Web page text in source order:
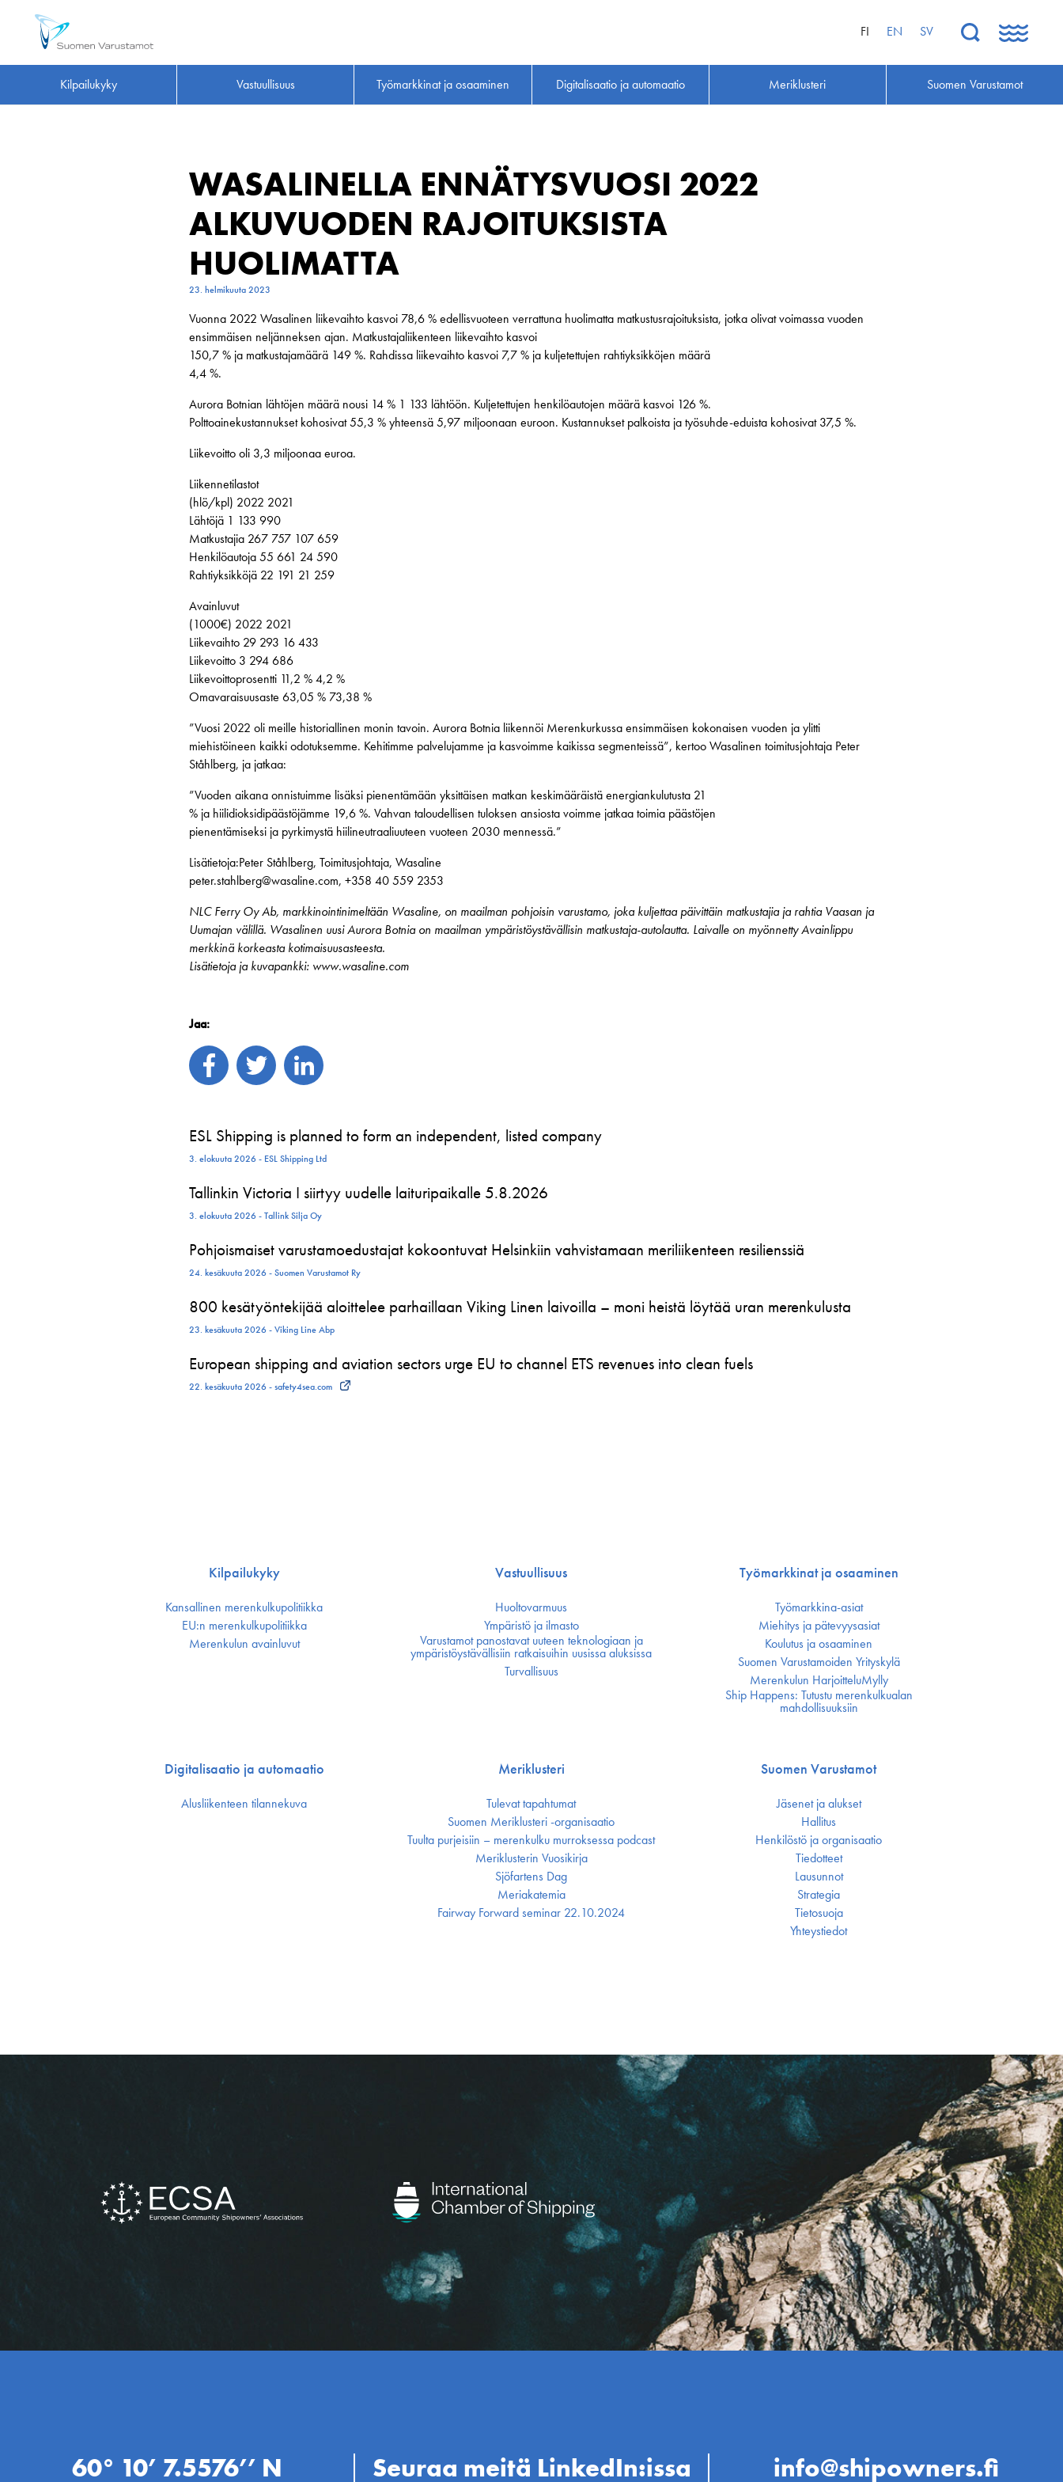
FI EN SV
Kilpailukyky Vastuullisuus Työmarkkinat ja osaaminen Digitalisaatio ja automaatio Meriklusteri Suomen Varustamot
WASALINELLA ENNÄTYSVUOSI 2022
ALKUVUODEN RAJOITUKSISTA
HUOLIMATTA
23. helmikuuta 2023
Vuonna 2022 Wasalinen liikevaihto kasvoi 78,6 % edellisvuoteen verrattuna huolimatta matkustusrajoituksista, jotka olivat voimassa vuoden
ensimmäisen neljänneksen ajan. Matkustajaliikenteen liikevaihto kasvoi
150,7 % ja matkustajamäärä 149 %. Rahdissa liikevaihto kasvoi 7,7 % ja kuljetettujen rahtiyksikköjen määrä
4,4 %.
Aurora Botnian lähtöjen määrä nousi 14 % 1 133 lähtöön. Kuljetettujen henkilöautojen määrä kasvoi 126 %.
Polttoainekustannukset kohosivat 55,3 % yhteensä 5,97 miljoonaan euroon. Kustannukset palkoista ja työsuhde-eduista kohosivat 37,5 %.
Liikevoitto oli 3,3 miljoonaa euroa.
Liikennetilastot
(hlö/kpl) 2022 2021
Lähtöjä 1 133 990
Matkustajia 267 757 107 659
Henkilöautoja 55 661 24 590
Rahtiyksikköjä 22 191 21 259
Avainluvut
(1000€) 2022 2021
Liikevaihto 29 293 16 433
Liikevoitto 3 294 686
Liikevoittoprosentti 11,2 % 4,2 %
Omavaraisuusaste 63,05 % 73,38 %
”Vuosi 2022 oli meille historiallinen monin tavoin. Aurora Botnia liikennöi Merenkurkussa ensimmäisen kokonaisen vuoden ja ylitti
miehistöineen kaikki odotuksemme. Kehitimme palvelujamme ja kasvoimme kaikissa segmenteissä”, kertoo Wasalinen toimitusjohtaja Peter
Ståhlberg, ja jatkaa:
”Vuoden aikana onnistuimme lisäksi pienentämään yksittäisen matkan keskimääräistä energiankulutusta 21
% ja hiilidioksidipäästöjämme 19,6 %. Vahvan taloudellisen tuloksen ansiosta voimme jatkaa toimia päästöjen
pienentämiseksi ja pyrkimystä hiilineutraaliuuteen vuoteen 2030 mennessä.”
Lisätietoja:Peter Ståhlberg, Toimitusjohtaja, Wasaline
peter.stahlberg@wasaline.com, +358 40 559 2353
NLC Ferry Oy Ab, markkinointinimeltään Wasaline, on maailman pohjoisin varustamo, joka kuljettaa päivittäin matkustajia ja rahtia Vaasan ja
Uumajan välillä. Wasalinen uusi Aurora Botnia on maailman ympäristöystävällisin matkustaja-autolautta. Laivalle on myönnetty Avainlippu
merkkinä korkeasta kotimaisuusasteesta.
Lisätietoja ja kuvapankki: www.wasaline.com
Jaa:
ESL Shipping is planned to form an independent, listed company
3. elokuuta 2026 - ESL Shipping Ltd
Tallinkin Victoria I siirtyy uudelle laituripaikalle 5.8.2026
3. elokuuta 2026 - Tallink Silja Oy
Pohjoismaiset varustamoedustajat kokoontuvat Helsinkiin vahvistamaan meriliikenteen resilienssiä
24. kesäkuuta 2026 - Suomen Varustamot Ry
800 kesätyöntekijää aloittelee parhaillaan Viking Linen laivoilla – moni heistä löytää uran merenkulusta
23. kesäkuuta 2026 - Viking Line Abp
European shipping and aviation sectors urge EU to channel ETS revenues into clean fuels
22. kesäkuuta 2026 - safety4sea.com
Kilpailukyky
Kansallinen merenkulku­politiikka
EU:n merenkulku­politiikka
Merenkulun avainluvut
Vastuullisuus
Huoltovarmuus
Ympäristö ja ilmasto
Varustamot panostavat uuteen teknologiaan ja
ympäristöystävällisiin ratkaisuihin uusissa aluksissa
Turvallisuus
Työmarkkinat ja osaaminen
Työmarkkina-asiat
Miehitys ja pätevyys­asiat
Koulutus ja osaaminen
Suomen Varustamoiden Yrityskylä
Merenkulun HarjoitteluMylly
Ship Happens: Tutustu merenkulkualan
mahdollisuuksiin
Digitalisaatio ja automaatio
Alusliikenteen tilannekuva
Meriklusteri
Tulevat tapahtumat
Suomen Meriklusteri -organisaatio
Tuulta purjeisiin – merenkulku murroksessa podcast
Meriklusterin Vuosikirja
Sjöfartens Dag
Meriakatemia
Fairway Forward seminar 22.10.2024
Suomen Varustamot
Jäsenet ja alukset
Hallitus
Henkilöstö ja organisaatio
Tiedotteet
Lausunnot
Strategia
Tietosuoja
Yhteystiedot
60° 10’ 7.5576’’ N Seuraa meitä LinkedIn:issa info@shipowners.fi